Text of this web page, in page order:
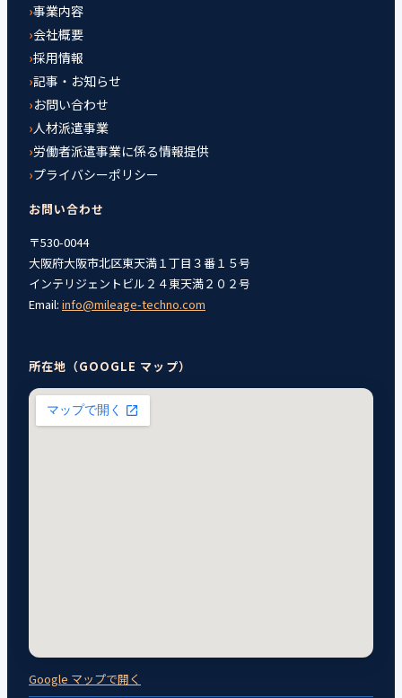
事業内容
会社概要
採用情報
記事・お知らせ
お問い合わせ
人材派遣事業
労働者派遣事業に係る情報提供
プライバシーポリシー
お問い合わせ
〒530-0044
大阪府大阪市北区東天満１丁目３番１５号
インテリジェントビル２４東天満２０２号
Email: info@mileage-techno.com
所在地（GOOGLE マップ）
Google マップで開く